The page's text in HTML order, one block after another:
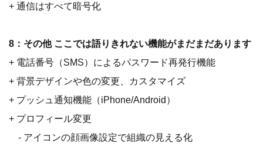
+ 通信はすべて暗号化
8：その他 ここでは語りきれない機能がまだまだあります
+ 電話番号（SMS）によるパスワード再発行機能
+ 背景デザインや色の変更、カスタマイズ
+ プッシュ通知機能（iPhone/Android）
+ プロフィール変更
- アイコンの顔画像設定で組織の見える化